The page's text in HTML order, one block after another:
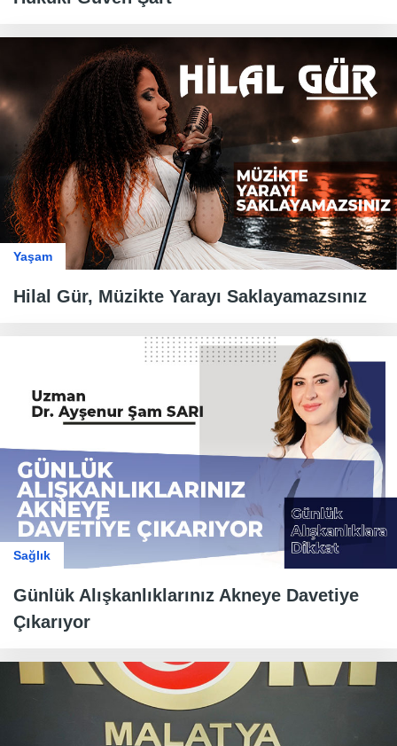
Yaşam
Hilal Gür, Müzikte Yarayı Saklayamazsınız
Sağlık
Günlük Alışkanlıklarınız Akneye Davetiye
Çıkarıyor